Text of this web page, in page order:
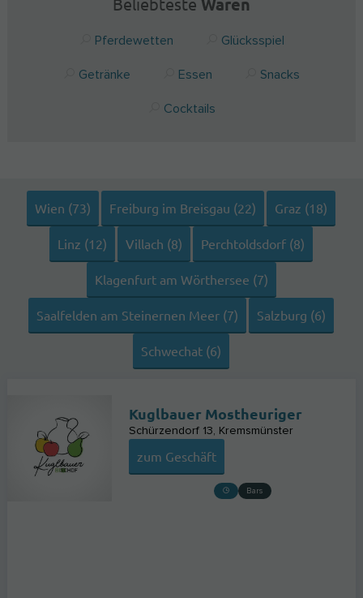
Pferdewetten Glücksspiel
Getränke Essen Snacks
Cocktails
Wien (73) Freiburg im Breisgau (22) Graz (18)
Linz (12) Villach (8) Perchtoldsdorf (8)
Klagenfurt am Wörthersee (7)
Saalfelden am Steinernen Meer (7) Salzburg (6)
Schwechat (6)
Kuglbauer Mostheuriger
Schürzendorf 13 Kremsmünster
zum Geschäft
Bars